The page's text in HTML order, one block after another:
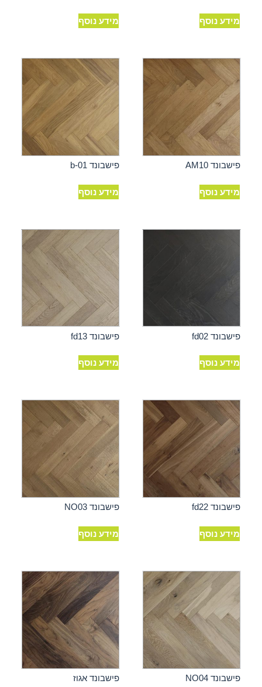
מידע נוסף מידע נוסף
פישבונד AM10
מידע נוסף
פישבונד b-01
מידע נוסף
פישבונד fd02
מידע נוסף
פישבונד fd13
מידע נוסף
פישבונד fd22
מידע נוסף
פישבונד NO03
מידע נוסף
פישבונד NO04 פישבונד אגוז